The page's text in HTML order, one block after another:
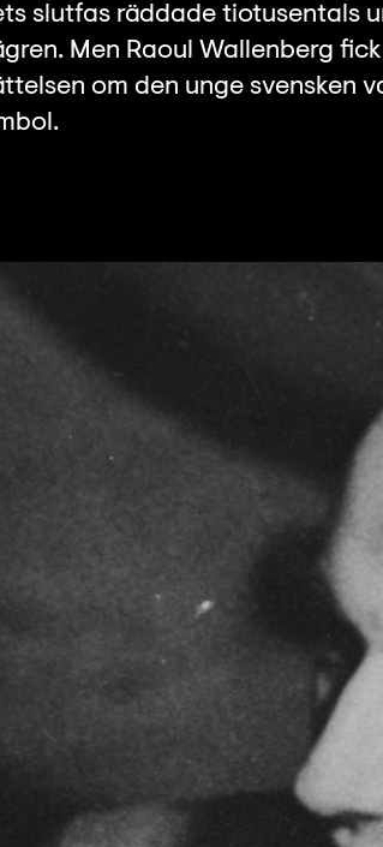
slutfas räddade tiotusentals
Men Raoul Wallenberg
om den unge svensken